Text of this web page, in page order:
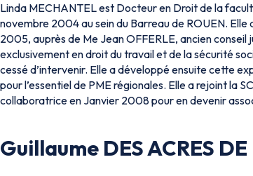
Linda MECHANTEL est Docteur en Droit de la
novembre 2004 au sein du Barreau de ROUEN.
2005, auprès de Me Jean OFFERLE, ancien
exclusivement en droit du travail et de la sécurité
cessé d’intervenir. Elle a développé ensuite cette
pour l’essentiel de PME régionales. Elle a rejoint la
collaboratrice en Janvier 2008 pour en devenir
Guillaume DES ACRES DE